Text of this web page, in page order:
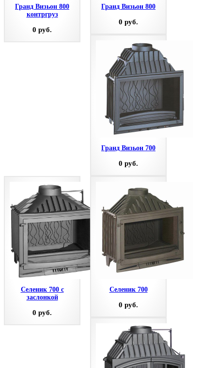
Гранд Визьон 800
контргруз
0 руб.
Гранд Визьон 800
0 руб.
Гранд Визьон 700
0 руб.
Селеник 700 с
заслонкой
0 руб.
Селеник 700
0 руб.